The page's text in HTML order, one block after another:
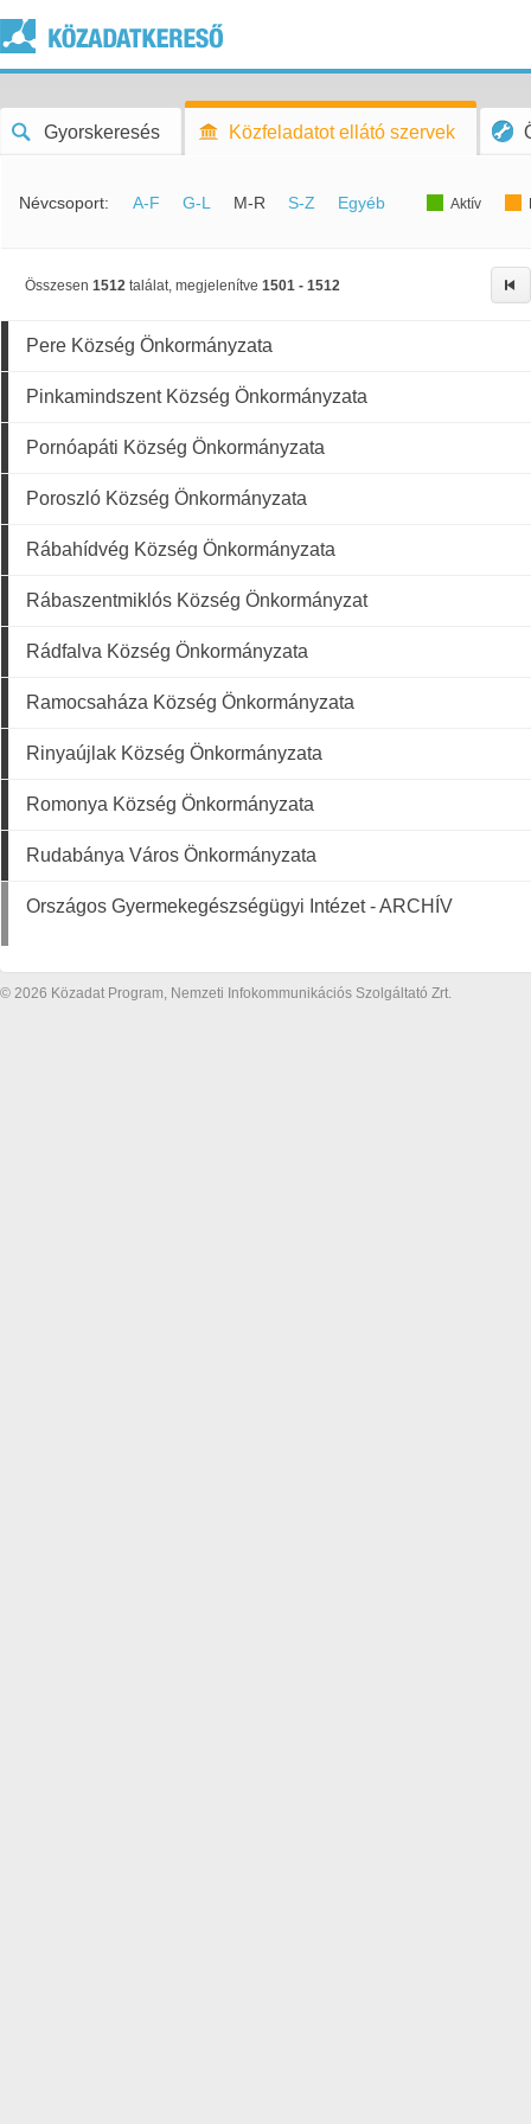
Gyorskeresés Közfeladatot ellátó szervek
Névcsoport: A-F G-L M-R S-Z Egyéb Aktív
Összesen 1512 találat, megjelenítve 1501 - 1512
Pere Község Önkormányzata
Pinkamindszent Község Önkormányzata
Pornóapáti Község Önkormányzata
Poroszló Község Önkormányzata
Rábahídvég Község Önkormányzata
Rábaszentmiklós Község Önkormányzat
Rádfalva Község Önkormányzata
Ramocsaháza Község Önkormányzata
Rinyaújlak Község Önkormányzata
Romonya Község Önkormányzata
Rudabánya Város Önkormányzata
Országos Gyermekegészségügyi Intézet - ARCHÍV
© 2026 Közadat Program, Nemzeti Infokommunikációs Szolgáltató Zrt.